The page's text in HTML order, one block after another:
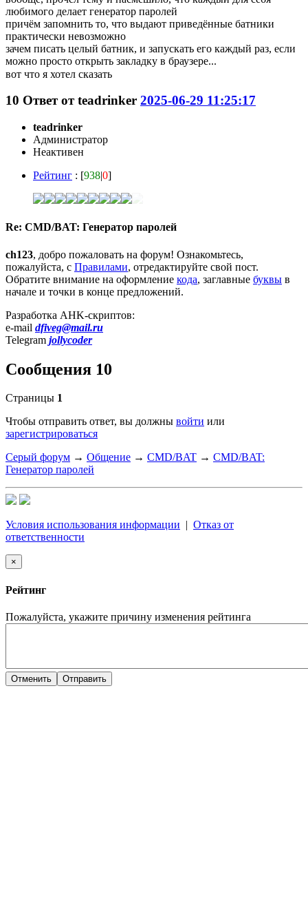
любимого делает генератор паролей
причём запомнить то, что выдают приведённые батники
практически невозможно
зачем писать целый батник, и запускать его каждый раз, если
можно просто открыть закладку в браузере...
вот что я хотел сказать
10 Ответ отteadrinker 2025-06-29 11:25:17
teadrinker
Администратор
Неактивен
Рейтинг : [938|0]
Re: CMD/BAT: Генератор паролей
ch123, добро пожаловать на форум! Ознакомьтесь,
пожалуйста, с Правилами, отредактируйте свой пост.
Обратите внимание на оформление кода, заглавные буквы в
начале и точки в конце предложений.
Разработка AHK-скриптов:
e-mail dfiveg@mail.ru
Telegram jollycoder
Сообщения 10
Страницы 1
Чтобы отправить ответ, вы должны войти или
зарегистрироваться
Серый форум → Общение → CMD/BAT → CMD/BAT:
Генератор паролей
Условия использования информации
Отказ от
ответственности
×
Рейтинг
Пожалуйста, укажите причину изменения рейтинга
Отменить Отправить